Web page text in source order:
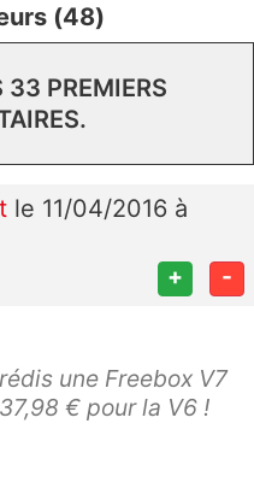
(48)
33 PREMIERS
le 11/04/2016 à
+ -
une Freebox V7
€ pour la V6 !